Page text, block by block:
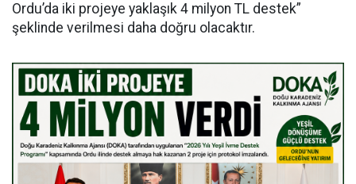
Ordu’da iki projeye yaklaşık 4 milyon TL destek”
şeklinde verilmesi daha doğru olacaktır.